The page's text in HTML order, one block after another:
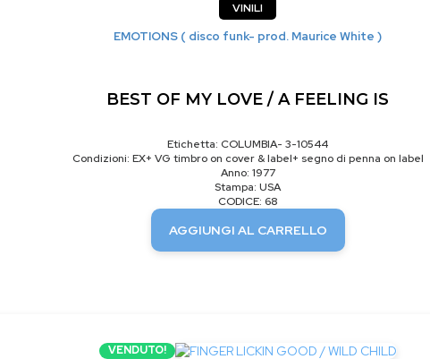
VINILI
EMOTIONS ( disco funk- prod. Maurice White )
BEST OF MY LOVE / A FEELING IS
Etichetta: COLUMBIA- 3-10544
Condizioni: EX+ VG timbro on cover & label+ segno di penna on label
Anno: 1977
Stampa: USA
CODICE: 68
AGGIUNGI AL CARRELLO
VENDUTO!